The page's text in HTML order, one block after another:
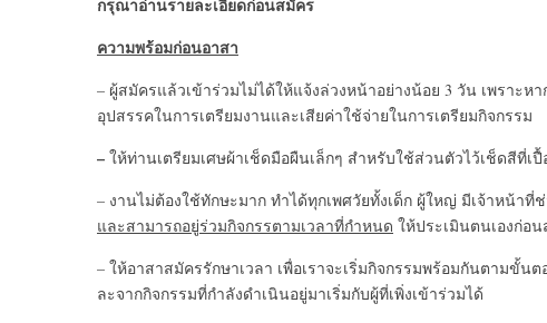
กรุณาอ่านรายละเอียดก่อนสมัคร
ความพร้อมก่อนอาสา
– ผู้สมัครแล้วเข้าร่วมไม่ได้ให้แจ้งล่วงหน้าอย่างน้อย 3 วัน เพราะ
อุปสรรคในการเตรียมงานและเสียค่าใช้จ่ายในการเตรียมกิจกรรม
– ให้ท่านเตรียมเศษผ้าเช็ดมือผืนเล็กๆ สำหรับใช้ส่วนตัวไว้เช็ดสีที่เ
– งานไม่ต้องใช้ทักษะมาก ทำได้ทุกเพศวัยทั้งเด็ก ผู้ใหญ่ มีเจ้าหน้
และสามารถอยู่ร่วมกิจกรรตามเวลาที่กำหนด ให้ประเมินตนเองก่อ
– ให้อาสาสมัครรักษาเวลา เพื่อเราจะเริ่มกิจกรรมพร้อมกันตามขั้น
ละจากกิจกรรมที่กำลังดำเนินอยู่มาเริ่มกับผู้ที่เพิ่งเข้าร่วมได้